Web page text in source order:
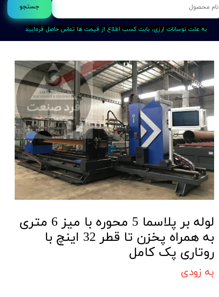
جستجو
به علت نوسانات ارزی، بابت کسب اطلاع از قیمت ها تماس حاصل فرمایید
لوله بر پلاسما 5 محوره با میز 6 متری
به همراه پخزن تا قطر 32 اینچ با
روتاری پک کامل
به زودی